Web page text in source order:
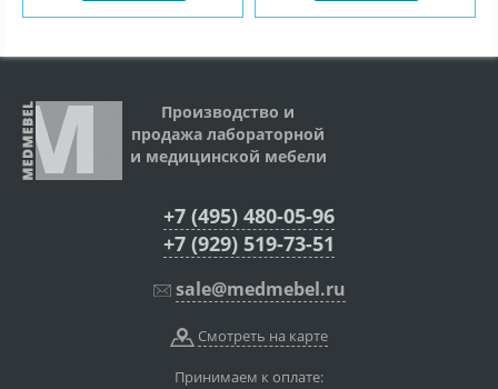
Производство и
продажа лабораторной
и медицинской мебели
+7 (495) 480-05-96
+7 (929) 519-73-51
sale@medmebel.ru
Смотреть на карте
Принимаем к оплате: